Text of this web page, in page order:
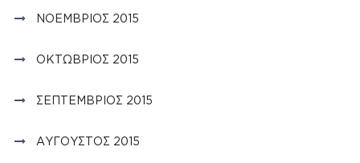
ΝΟΈΜΒΡΙΟΣ 2015
ΟΚΤΏΒΡΙΟΣ 2015
ΣΕΠΤΈΜΒΡΙΟΣ 2015
ΑΎΓΟΥΣΤΟΣ 2015